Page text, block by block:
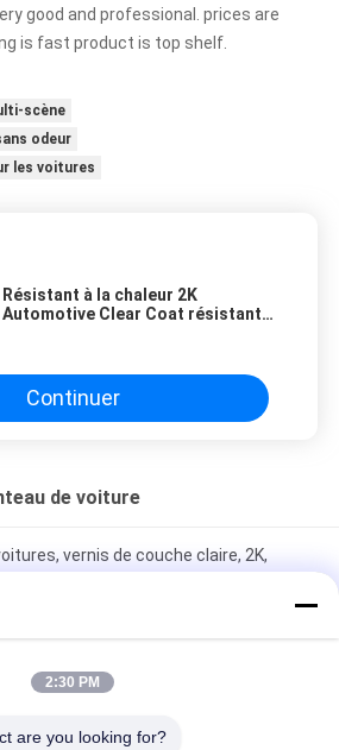
good and professional. prices are
is fast product is top shelf.
scène
odeur
les voitures
Résistant à la chaleur 2K
Automotive Clear Coat résistant
Continuer
de voiture
vernis de couche claire, 2K,
à l'humidité
peinture de peinture de peinture de
2:30 PM
are you looking for?